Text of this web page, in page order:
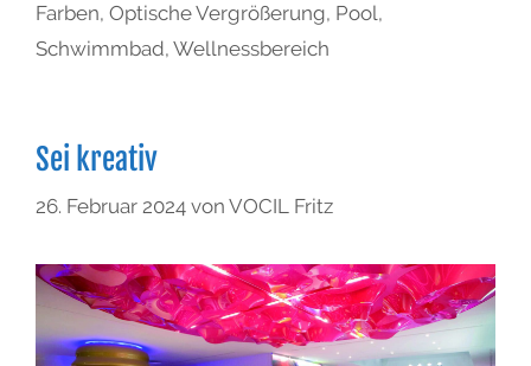
Farben, Optische Vergrößerung, Pool,
Schwimmbad, Wellnessbereich
Sei kreativ
26. Februar 2024 von VOCIL Fritz